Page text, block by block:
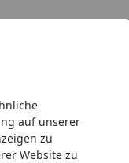
auf unserer
zu
Website zu
& Zubehör